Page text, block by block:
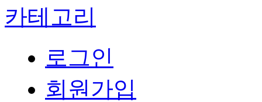
카테고리
로그인
회원가입